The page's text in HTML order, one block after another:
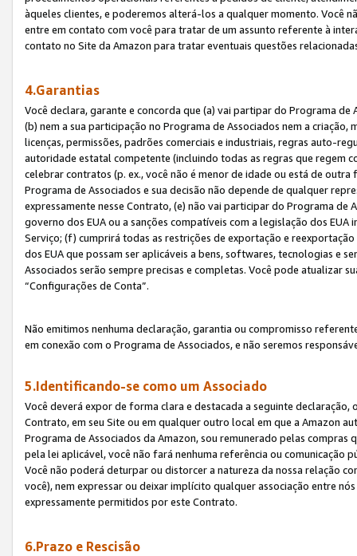
àqueles clientes, e poderemos alterá-los a qualquer momento. Você
entre em contato com você para tratar de um assunto referente à
contato no Site da Amazon para tratar eventuais questões
4.Garantias
Você declara, garante e concorda que (a) vai partipar do Programa
(b) nem a sua participação no Programa de Associados nem a
licenças, permissões, padrões comerciais e industriais, regras auto-
autoridade estatal competente (incluindo todas as regras que regem
celebrar contratos (p. ex., você não é menor de idade ou está de
Programa de Associados e sua decisão não depende de qualquer
expressamente nesse Contrato, (e) não vai participar do Programa
governo dos EUA ou a sanções compatíveis com a legislação dos
Serviço; (f) cumprirá todas as restrições de exportação e
dos EUA que possam ser aplicáveis a bens, softwares, tecnologias e
Associados serão sempre precisas e completas. Você pode atualizar
“Configurações de Conta”.
Não emitimos nenhuma declaração, garantia ou compromisso
em conexão com o Programa de Associados, e não seremos
5.Identificando-se como um Associado
Você deverá expor de forma clara e destacada a seguinte
Contrato, em seu Site ou em qualquer outro local em que a Amazon
Programa de Associados da Amazon, sou remunerado pelas
pela lei aplicável, você não fará nenhuma referência ou comunicação
Você não poderá deturpar ou distorcer a natureza da nossa relação
você), nem expressar ou deixar implícito qualquer associação entre
expressamente permitidos por este Contrato.
6.Prazo e Rescisão